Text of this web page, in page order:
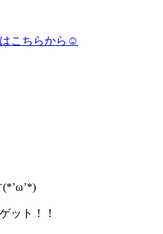
こちらから☺
ット！！